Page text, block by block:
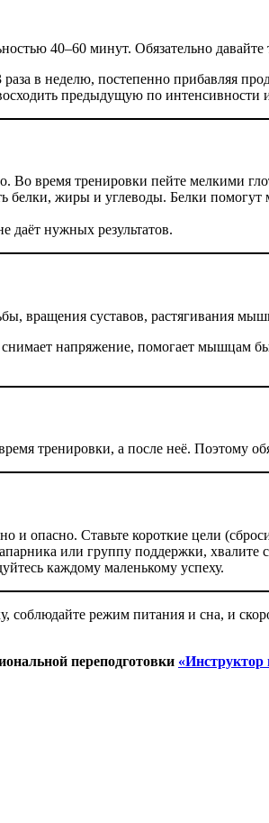
40–60 минут. Обязательно давайте
в неделю, постепенно прибавляя
предыдущую по интенсивности
Во время тренировки пейте мелкими
белки, жиры и углеводы. Белки
даёт нужных результатов.
вращения суставов, растягивания
напряжение, помогает мышцам
тренировки, а после неё. Поэтому
и опасно. Ставьте короткие цели
или группу поддержки, хвалите
каждому маленькому успеху.
соблюдайте режим питания и сна, и
переподготовки